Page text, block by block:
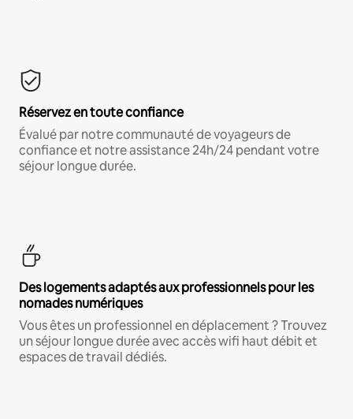
Réservez en toute confiance
Évalué par notre communauté de voyageurs de
confiance et notre assistance 24h/24 pendant votre
séjour longue durée.
Des logements adaptés aux professionnels pour les
nomades numériques
Vous êtes un professionnel en déplacement ? Trouvez
un séjour longue durée avec accès wifi haut débit et
espaces de travail dédiés.